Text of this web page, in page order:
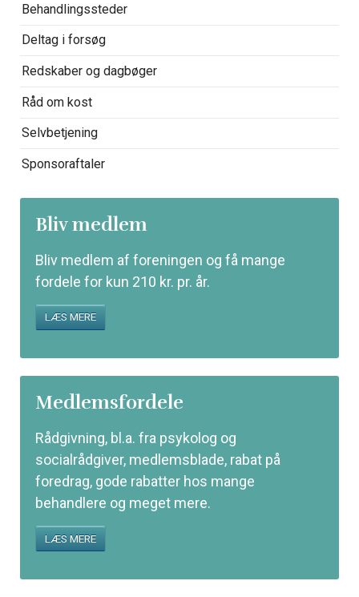
Behandlingssteder
Deltag i forsøg
Redskaber og dagbøger
Råd om kost
Selvbetjening
Sponsoraftaler
Bliv medlem
Bliv medlem af foreningen og få mange
fordele for kun 210 kr. pr. år.
LÆS MERE
Medlemsfordele
Rådgivning, bl.a. fra psykolog og
socialrådgiver, medlemsblade, rabat på
foredrag, gode rabatter hos mange
behandlere og meget mere.
LÆS MERE